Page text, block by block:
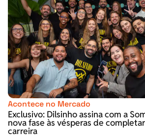
Acontece no Mercado
Exclusivo: Dilsinho assina com a
nova fase às vésperas de
carreira